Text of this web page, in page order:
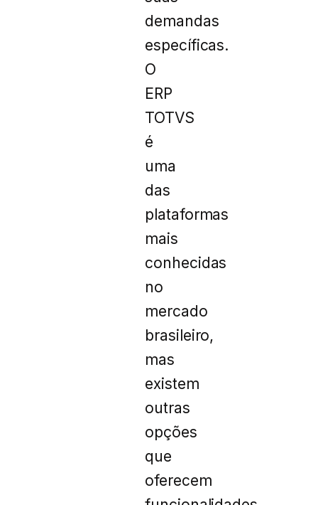
demandas
específicas.
O
ERP
TOTVS
é
uma
das
plataformas
mais
conhecidas
no
mercado
brasileiro,
mas
existem
outras
opções
que
oferecem